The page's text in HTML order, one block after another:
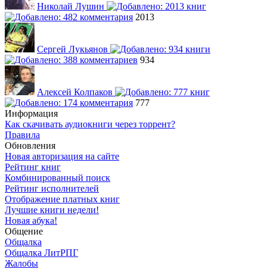
Николай Лушин
2013
Сергей Лукьянов
934
Алексей Колпаков
777
Информация
Как скачивать аудиокниги через торрент?
Правила
Обновления
Новая авторизация на сайте
Рейтинг книг
Комбинированный поиск
Рейтинг исполнителей
Отображение платных книг
Лучшие книги недели!
Новая абука!
Общение
Общалка
Общалка ЛитРПГ
Жалобы